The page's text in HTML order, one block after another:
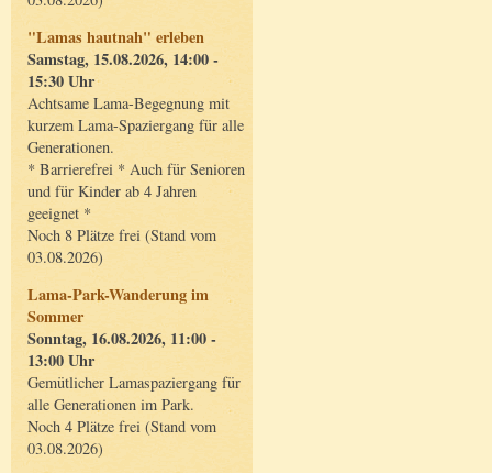
"Lamas hautnah" erleben
Samstag, 15.08.2026, 14:00 -
15:30 Uhr
Achtsame Lama-Begegnung mit
kurzem Lama-Spaziergang für alle
Generationen.
* Barrierefrei * Auch für Senioren
und für Kinder ab 4 Jahren
geeignet *
Noch 8 Plätze frei (Stand vom
03.08.2026)
Lama-Park-Wanderung im
Sommer
Sonntag, 16.08.2026, 11:00 -
13:00 Uhr
Gemütlicher Lamaspaziergang für
alle Generationen im Park.
Noch 4 Plätze frei (Stand vom
03.08.2026)